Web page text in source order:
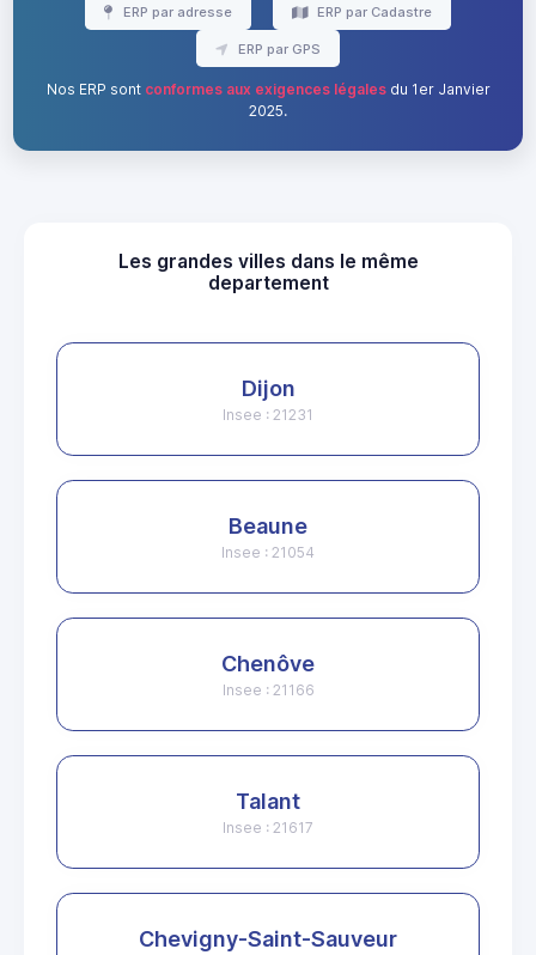
ERP par adresse ERP par Cadastre
ERP par GPS
Nos ERP sont conformes aux exigences légalesdu 1er Janvier
2025.
Les grandes villes dans le même
departement
Dijon
Insee : 21231
Beaune
Insee : 21054
Chenôve
Insee : 21166
Talant
Insee : 21617
Chevigny-Saint-Sauveur